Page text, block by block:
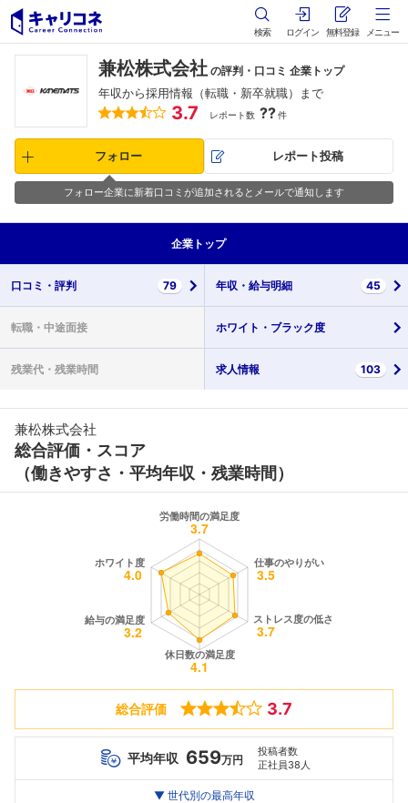
検索 ログイン 無料登録 メニュー
兼松株式会社 の評判・口コミ 企業トップ
年収から採用情報（転職・新卒就職）まで
3.7 レポート数 ??件
フォロー レポート投稿
フォロー企業に新着口コミが追加されるとメールで通知します
企業 トップ
口コミ・ 評判 79 年収・ 給与明細 45
転職・ 中途面接 ホワイト・ ブラック度
残業代・ 残業時間 求人情報 103
兼松株式会社
総合評価・スコア
（働きやすさ・平均年収・残業時間）
総合評価 3.7
平均年収 659万円
投稿者数
正社員38人
20代
30代
▼ 世代別の最高年収